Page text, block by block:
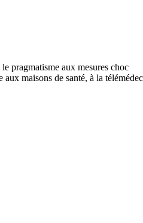
maisons de santé, à la